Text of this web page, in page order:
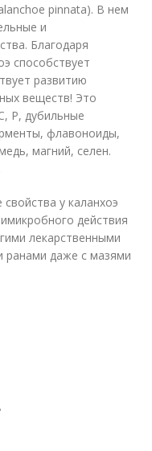
pinnata). В нем
и
Благодаря
способствует
развитию
веществ! Это
Р, дубильные
флавоноиды,
магний, селен.
у каланхоэ
действия
лекарственными
ранами даже с мазями